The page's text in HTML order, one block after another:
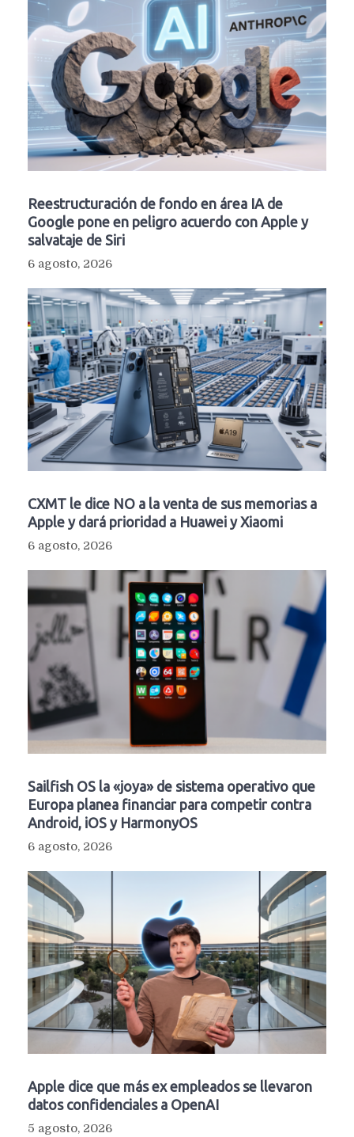
Reestructuración de fondo en área IA de
Google pone en peligro acuerdo con Apple y
salvataje de Siri
6 agosto, 2026
CXMT le dice NO a la venta de sus memorias a
Apple y dará prioridad a Huawei y Xiaomi
6 agosto, 2026
Sailfish OS la «joya» de sistema operativo que
Europa planea financiar para competir contra
Android, iOS y HarmonyOS
6 agosto, 2026
Apple dice que más ex empleados se llevaron
datos confidenciales a OpenAI
5 agosto, 2026